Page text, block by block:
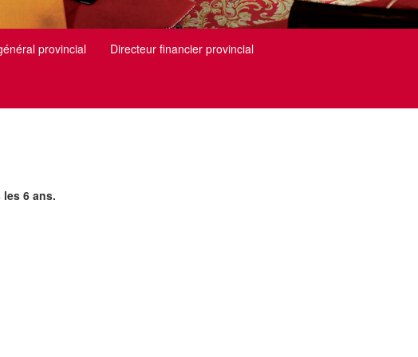
provincial Directeur financier provincial
6 ans.